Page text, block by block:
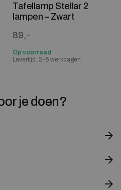
Tafellamp Stellar 2
lampen – Zwart
89,-
Op voorraad
Levertijd: 2-5 werkdagen
je doen?